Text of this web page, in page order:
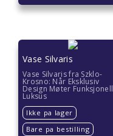
Vase Silvaris
Vase Silvaris fra Szklo-
Krosno: Når Eksklusiv
Design Møter Funksjonell
Luksus
Ikke pa lager
Bare pa bestilling